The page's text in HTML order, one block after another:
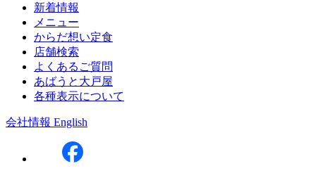
新着情報
メニュー
からだ想い定食
店舗検索
よくあるご質問
あばうと大戸屋
各種表示について
会社情報 English